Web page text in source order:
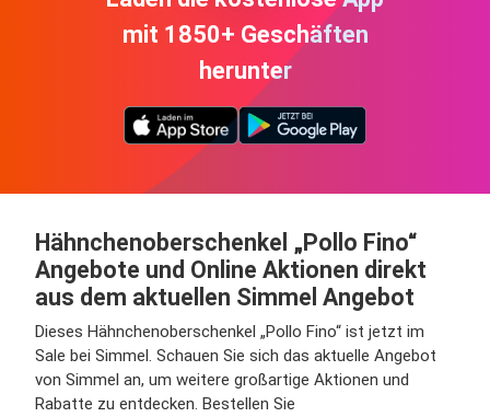
mit 1850+ Geschäften
herunter
Hähnchenoberschenkel „Pollo Fino“
Angebote und Online Aktionen direkt
aus dem aktuellen Simmel Angebot
Dieses Hähnchenoberschenkel „Pollo Fino“ ist jetzt im
Sale bei Simmel. Schauen Sie sich das aktuelle Angebot
von Simmel an, um weitere großartige Aktionen und
Rabatte zu entdecken. Bestellen Sie